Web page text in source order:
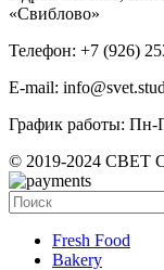
«Свиблово»
Телефон: +7 (926)
E-mail:
График работы:
© 2019-2024 СВЕТ
Fresh Food
Bakery